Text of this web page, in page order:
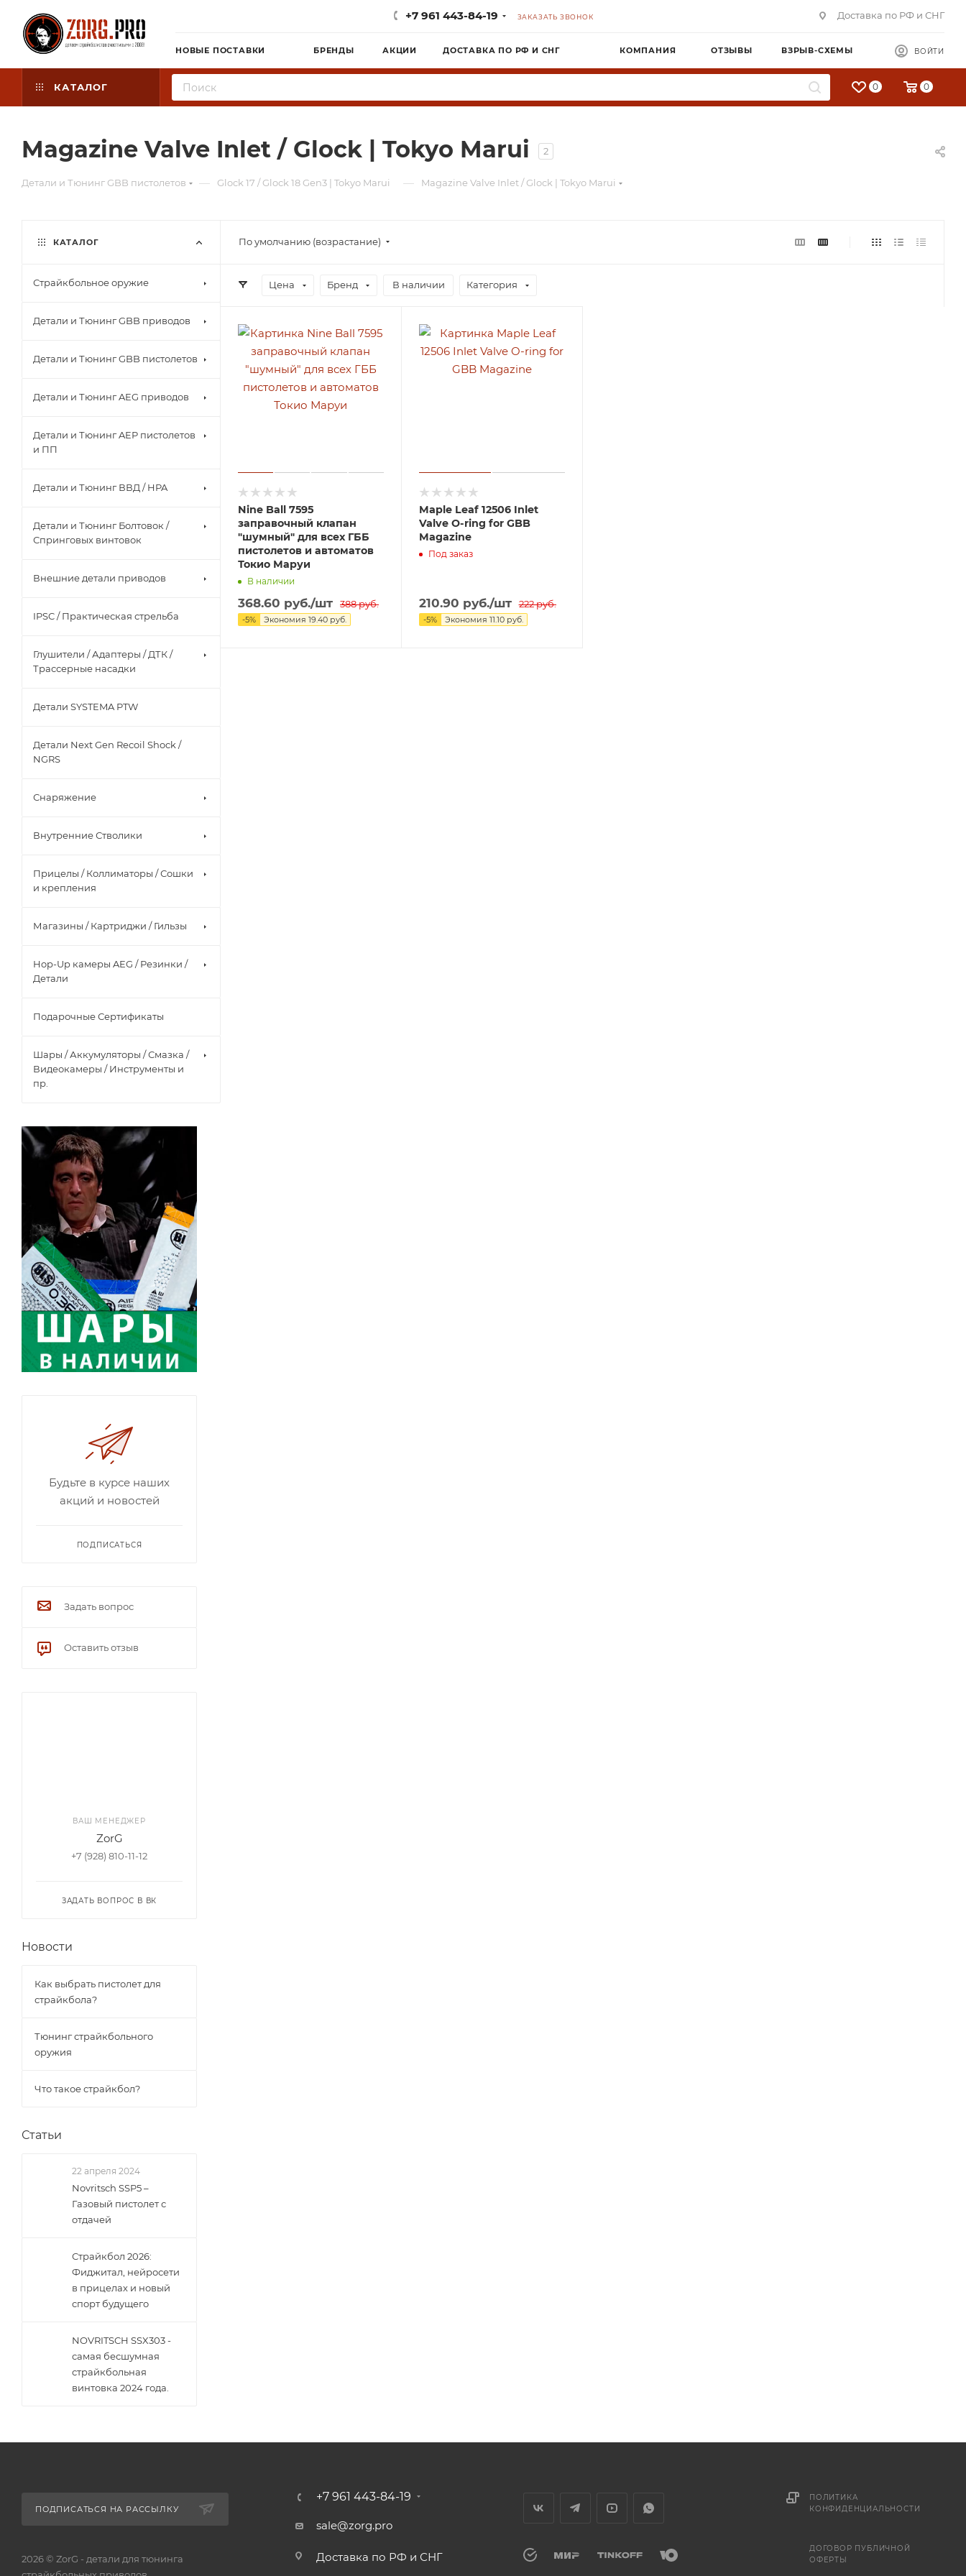
+7 961 443-84-19 ЗАКАЗАТЬ ЗВОНОК Доставка по РФ и СНГ
НОВЫЕ ПОСТАВКИ БРЕНДЫ АКЦИИ ДОСТАВКА ПО РФ И СНГ КОМПАНИЯ ОТЗЫВЫ ВЗРЫВ-СХЕМЫ ВОЙТИ
КАТАЛОГ 0 0
Magazine Valve Inlet / Glock | Tokyo Marui 2
Детали и Тюнинг GBB пистолетов — Glock 17 / Glock 18 Gen3 | Tokyo Marui — Magazine Valve Inlet / Glock | Tokyo Marui
По умолчанию (возрастание)
Цена Бренд В наличии Категория
Nine Ball 7595
заправочный клапан
"шумный" для всех ГББ
пистолетов и автоматов
Токио Маруи
В наличии
368.60 руб./шт 388руб.
-5% Экономия 19.40 руб.
Maple Leaf 12506 Inlet
Valve O-ring for GBB
Magazine
Под заказ
210.90 руб./шт 222руб.
-5% Экономия 11.10руб.
КАТАЛОГ
Страйкбольное оружие
Детали и Тюнинг GBB приводов
Детали и Тюнинг GBB пистолетов
Детали и Тюнинг AEG приводов
Детали и Тюнинг AEP пистолетов
и ПП
Детали и Тюнинг ВВД / HPA
Детали и Тюнинг Болтовок /
Спринговых винтовок
Внешние детали приводов
IPSC / Практическая стрельба
Глушители / Адаптеры / ДТК /
Трассерные насадки
Детали SYSTEMA PTW
Детали Next Gen Recoil Shock /
NGRS
Снаряжение
Внутренние Стволики
Прицелы / Коллиматоры / Сошки
и крепления
Магазины / Картриджи / Гильзы
Hop-Up камеры AEG / Резинки /
Детали
Подарочные Сертификаты
Шары / Аккумуляторы / Смазка /
Видеокамеры / Инструменты и
пр.
Будьте в курсе наших
акций и новостей
ПОДПИСАТЬСЯ
Задать вопрос
Оставить отзыв
ВАШ МЕНЕДЖЕР
ZorG
+7 (928) 810-11-12
ЗАДАТЬ ВОПРОС В ВК
Новости
Как выбрать пистолет для
страйкбола?
Тюнинг страйкбольного
оружия
Что такое страйкбол?
Статьи
22 апреля 2024
Novritsch SSP5 –
Газовый пистолет с
отдачей
Страйкбол 2026:
Фиджитал, нейросети
в прицелах и новый
спорт будущего
NOVRITSCH SSX303 -
самая бесшумная
страйкбольная
винтовка 2024 года.
ПОДПИСАТЬСЯ НА РАССЫЛКУ
2026 © ZorG - детали для тюнинга
+7 961 443-84-19
sale@zorg.pro
Доставка по РФ и СНГ
ПОЛИТИКА
КОНФИДЕНЦИАЛЬНОСТИ
ДОГОВОР ПУБЛИЧНОЙ
ОФЕРТЫ